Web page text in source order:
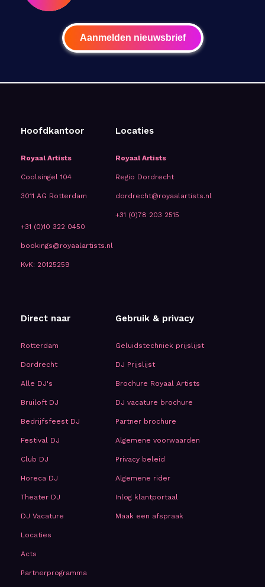
Aanmelden nieuwsbrief
Hoofdkantoor
Royaal Artists
Coolsingel 104
3011 AG Rotterdam
+31 (0)10 322 0450
bookings@royaalartists.nl
KvK: 20125259
Locaties
Royaal Artists
Regio Dordrecht
dordrecht@royaalartists.nl
+31 (0)78 203 2515
Direct naar
Rotterdam
Dordrecht
Alle DJ's
Bruiloft DJ
Bedrijfsfeest DJ
Festival DJ
Club DJ
Horeca DJ
Theater DJ
DJ Vacature
Locaties
Acts
Partnerprogramma
Gebruik & privacy
Geluidstechniek prijslijst
DJ Prijslijst
Brochure Royaal Artists
DJ vacature brochure
Partner brochure
Algemene voorwaarden
Privacy beleid
Algemene rider
Inlog klantportaal
Maak een afspraak